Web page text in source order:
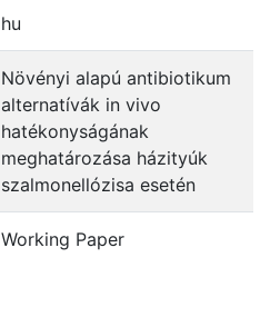
hu
Növényi alapú antibiotikum
alternatívák in vivo
hatékonyságának
meghatározása házityúk
szalmonellózisa esetén
Working Paper